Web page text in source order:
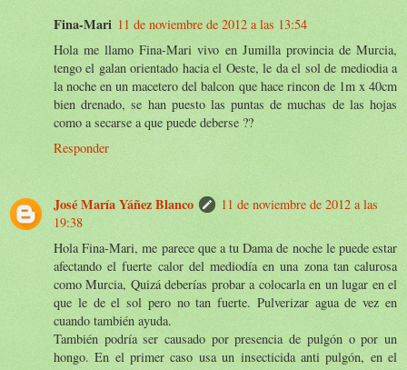
Fina-Mari 11 de noviembre de 2012 a las 13:54
Hola me llamo Fina-Mari vivo en Jumilla provincia de Murcia,
tengo el galan orientado hacia el Oeste, le da el sol de mediodia a
la noche en un macetero del balcon que hace rincon de 1m x 40cm
bien drenado, se han puesto las puntas de muchas de las hojas
como a secarse a que puede deberse ??
Responder
José María Yáñez Blanco
11 de noviembre de 2012 a las
19:38
Hola Fina-Mari, me parece que a tu Dama de noche le puede estar
afectando el fuerte calor del mediodía en una zona tan calurosa
como Murcia, Quizá deberías probar a colocarla en un lugar en el
que le de el sol pero no tan fuerte. Pulverizar agua de vez en
cuando también ayuda.
También podría ser causado por presencia de pulgón o por un
hongo. En el primer caso usa un insecticida anti pulgón, en el